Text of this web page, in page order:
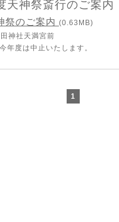
天神祭斎行のご案内
祭のご案内 (0.63MB)
神社天満宮前
年度は中止いたします。
1